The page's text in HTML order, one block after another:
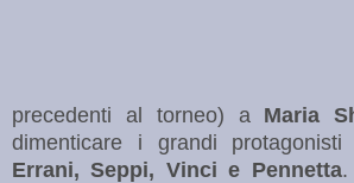
precedenti al torneo) a Maria
dimenticare i grandi protagonisti
Errani, Seppi, Vinci e Pennetta.